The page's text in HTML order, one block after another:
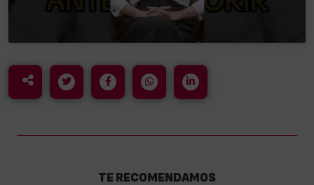
TE RECOMENDAMOS